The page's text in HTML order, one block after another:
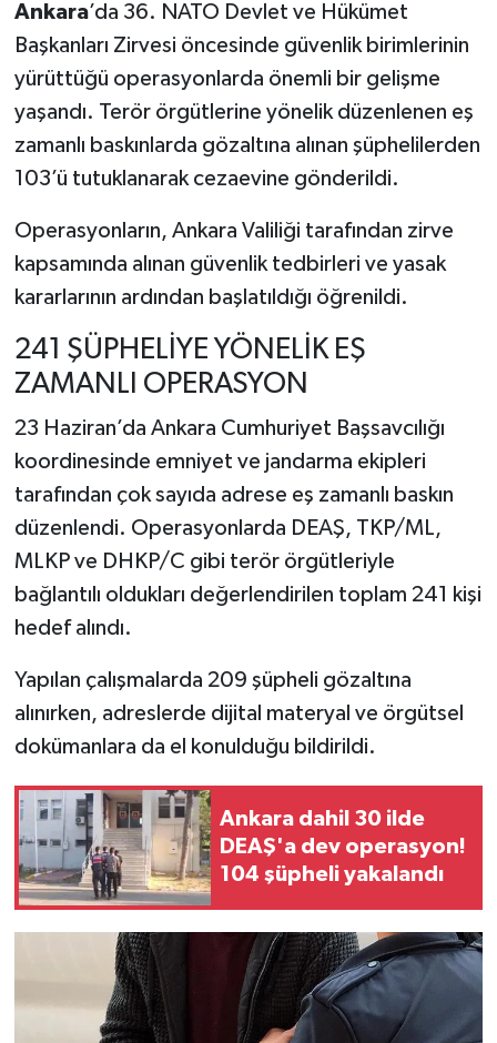
Ankara’da 36. NATO Devlet ve Hükümet
Başkanları Zirvesi öncesinde güvenlik birimlerinin
yürüttüğü operasyonlarda önemli bir gelişme
yaşandı. Terör örgütlerine yönelik düzenlenen eş
zamanlı baskınlarda gözaltına alınan şüphelilerden
103’ü tutuklanarak cezaevine gönderildi.
Operasyonların, Ankara Valiliği tarafından zirve
kapsamında alınan güvenlik tedbirleri ve yasak
kararlarının ardından başlatıldığı öğrenildi.
241 ŞÜPHELİYE YÖNELİK EŞ
ZAMANLI OPERASYON
23 Haziran’da Ankara Cumhuriyet Başsavcılığı
koordinesinde emniyet ve jandarma ekipleri
tarafından çok sayıda adrese eş zamanlı baskın
düzenlendi. Operasyonlarda DEAŞ, TKP/ML,
MLKP ve DHKP/C gibi terör örgütleriyle
bağlantılı oldukları değerlendirilen toplam 241 kişi
hedef alındı.
Yapılan çalışmalarda 209 şüpheli gözaltına
alınırken, adreslerde dijital materyal ve örgütsel
dokümanlara da el konulduğu bildirildi.
Ankara dahil 30 ilde
DEAŞ'a dev operasyon!
104 şüpheli yakalandı